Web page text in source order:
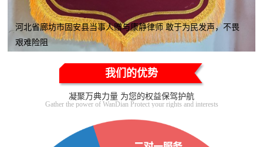
河北省廊坊市固安县当事人赠与康静律师 敢于为民发声，不畏
艰难险阻
我们的优势
凝聚万典力量 为您的权益保驾护航
Gather the power of WanDian Protect your rights and interests